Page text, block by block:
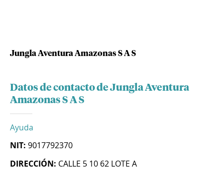
Jungla Aventura Amazonas S A S
Datos de contacto de Jungla Aventura
Amazonas S A S
Ayuda
NIT: 9017792370
DIRECCIÓN: CALLE 5 10 62 LOTE A